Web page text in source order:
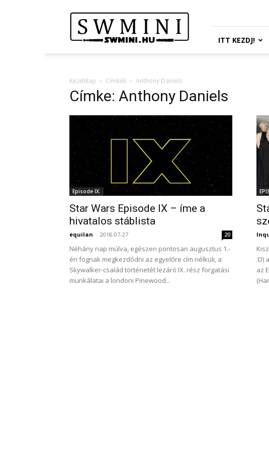
Wars
Miniatures
Portál
ITT KEZDJ!
Kezdőlap Címkék Anthony Daniels
Címke: Anthony Daniels
Episode IX.
Star Wars Episode IX – íme a
hivatalos stáblista
equilan - 2018-07-27 20
Néhány nap múlva, egészen pontosan augusztus 1.-
én fognak megkezdődni az egyelőre cím nélküli, a
Skywalker-család történetét lezáró IX. rész forgatási
munkálatai a londoni Pinewood...
:D)
az